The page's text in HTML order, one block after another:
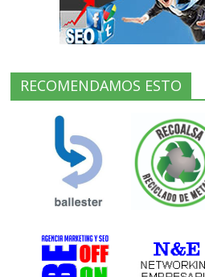
RECOMENDAMOS ESTO